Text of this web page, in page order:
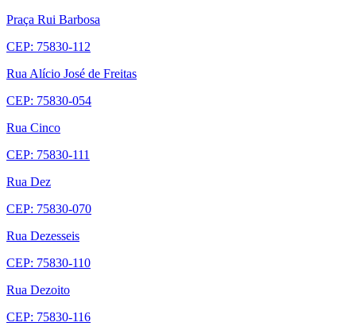
Praça Rui Barbosa
CEP: 75830-112
Rua Alício José de Freitas
CEP: 75830-054
Rua Cinco
CEP: 75830-111
Rua Dez
CEP: 75830-070
Rua Dezesseis
CEP: 75830-110
Rua Dezoito
CEP: 75830-116